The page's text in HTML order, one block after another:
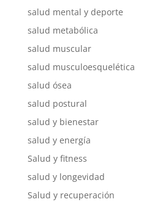
salud mental y deporte
salud metabólica
salud muscular
salud musculoesquelética
salud ósea
salud postural
salud y bienestar
salud y energía
Salud y fitness
salud y longevidad
Salud y recuperación